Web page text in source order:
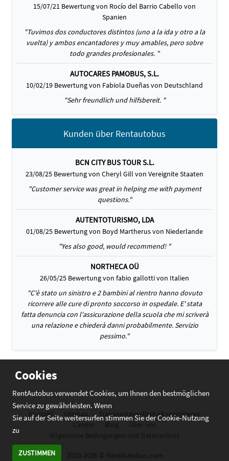
Cookies
RentAutobus verwendet Cookies, um Ihnen den bestmöglichen
Service zu gewährleisten. Wenn
Sie auf der Seite weitersurfen stimmen Sie der Cookie-Nutzung
zu
ZUSTIMMEN
15/07/21 Bewertung von Rocío del Barrio Cabello von
Spanien
"Tuvimos dos conductores distintos (uno a la ida y otro a la
vuelta) y ambos encantadores y muy amables, pero sobre
todo grandes profesionales. "
AUTOCARES PAMOBUS, S.L.
10/02/19 Bewertung von Fabiola Dueñas von Deutschland
"Sehr freundlich und hilfsbereit. "
Kunden über Rentautobus
BCN CITY BUS TOUR S.L.
23/08/25 Bewertung von Cheryl Gill von Vereignite Staaten
"Customer service was great in helping me with payment
questions."
AUTENTOTURISMO, LDA
01/08/25 Bewertung von Boyd Martherus von Niederlande
"Yes also good, would recommend! "
NORTHECA OÜ
26/05/25 Bewertung von fabio gallotti von Italien
"C'è stato un sinistro e 2 bambini al rientro hanno dovuto
ricorrere alle cure di pronto soccorso in ospedale. E' stata
fatta denuncia con l'assicurazione della scuola che mi scriverà
una relazione e chiederà danni probabilmente. Servizio
pessimo."
Kontakt Sitemap
Transportgesellschaft registrieren
Länder
Blog
Über uns
Allgemeine Bedingungen und Datenschutz
2010-2026 © RentAutobus.com